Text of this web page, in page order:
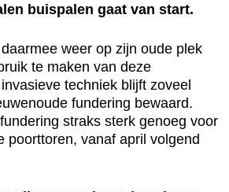
buispalen gaat van start.
weer op zijn oude plek
te maken van deze
techniek blijft zoveel
fundering bewaard.
straks sterk genoeg voor
poorttoren, vanaf april volgend